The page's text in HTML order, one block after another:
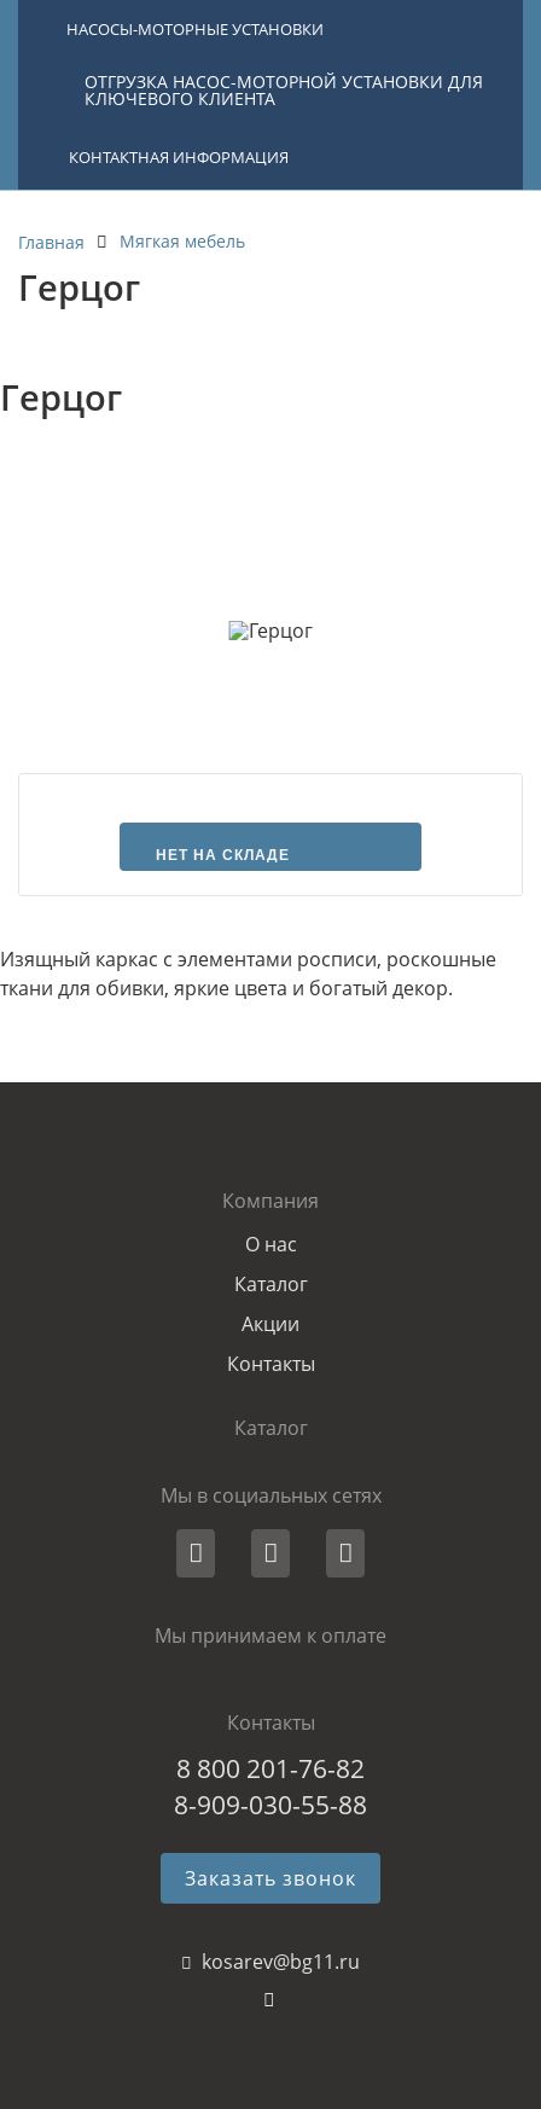
НАСОСЫ-МОТОРНЫЕ УСТАНОВКИ
ОТГРУЗКА НАСОС-МОТОРНОЙ УСТАНОВКИ ДЛЯ
КЛЮЧЕВОГО КЛИЕНТА
КОНТАКТНАЯ ИНФОРМАЦИЯ
Главная Мягкая мебель
Герцог
Герцог
НЕТ НА СКЛАДЕ
Изящный каркас с элементами росписи, роскошные
ткани для обивки, яркие цвета и богатый декор.
Компания
О нас
Каталог
Акции
Контакты
Каталог
Мы в социальных сетях
Мы принимаем к оплате
Контакты
8 800 201-76-82
8-909-030-55-88
Заказать звонок
kosarev@bg11.ru